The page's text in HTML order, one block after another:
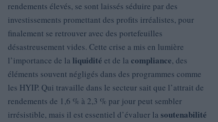
rendements élevés, se sont laissés séduire par des
investissements promettant des profits irréalistes, pour
finalement se retrouver avec des portefeuilles
désastreusement vides. Cette crise a mis en lumière
l’importance de la liquidité et de la compliance, des
éléments souvent négligés dans des programmes comme
les HYIP. Qui travaille dans le secteur sait que l’attrait de
rendements de 1,6 % à 2,3 % par jour peut sembler
irrésistible, mais il est essentiel d’évaluer la soutenabilité